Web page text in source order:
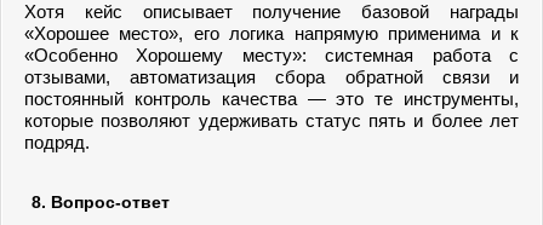
Хотя кейс описывает получение базовой награды
«Хорошее место», его логика напрямую применима и к
«Особенно Хорошему месту»: системная работа с
отзывами, автоматизация сбора обратной связи и
постоянный контроль качества — это те инструменты,
которые позволяют удерживать статус пять и более лет
подряд.
8. Вопрос-ответ